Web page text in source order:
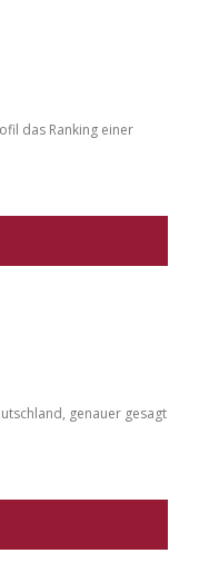
das Ranking einer
genauer gesagt